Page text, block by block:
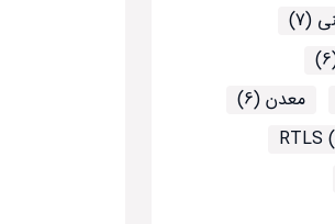
(7)
معدن (6)
RTLS